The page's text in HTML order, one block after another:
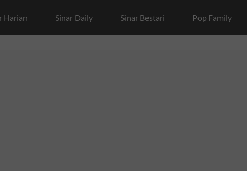
Harian Sinar Daily Sinar Bestari Pop Family